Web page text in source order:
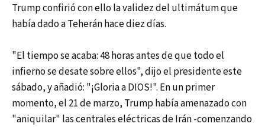
Trump confirió con ello la validez del ultimátum que
había dado a Teherán hace diez días.
"El tiempo se acaba: 48 horas antes de que todo el
infierno se desate sobre ellos", dijo el presidente este
sábado, y añadió: "¡Gloria a DIOS!". En un primer
momento, el 21 de marzo, Trump había amenazado con
"aniquilar" las centrales eléctricas de Irán -comenzando